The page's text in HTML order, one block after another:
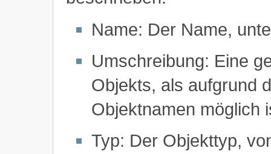
Name: Der Name,
Umschreibung: Eine
Objekts, als aufgrund
Objektnamen möglich
Typ: Der Objekttyp,